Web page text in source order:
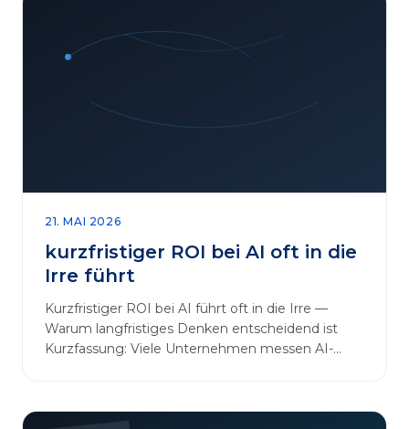
Projekte oft irreführend ist. Außerdem zeigen wir,
21. MAI 2026
kurzfristiger ROI bei AI oft in die
Irre führt
Kurzfristiger ROI bei AI führt oft in die Irre —
Warum langfristiges Denken entscheidend ist
Kurzfassung: Viele Unternehmen messen AI-